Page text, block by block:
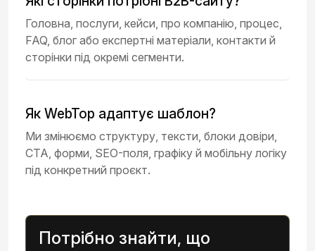
Головна, послуги, кейси, про компанію, процес,
FAQ, блог або експертні матеріали, контакти й
сторінки під окремі сегменти.
Як WebTop адаптує шаблон?
Ми змінюємо структуру, тексти, блоки довіри,
CTA, форми, SEO-поля, графіку й мобільну логіку
під конкретний проєкт.
Потрібно знайти, що